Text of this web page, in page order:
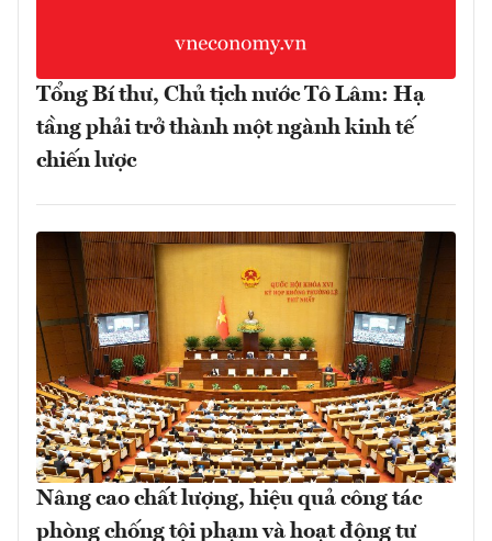
Tổng Bí thư, Chủ tịch nước Tô Lâm: Hạ
tầng phải trở thành một ngành kinh tế
chiến lược
Nâng cao chất lượng, hiệu quả công tác
phòng chống tội phạm và hoạt động tư